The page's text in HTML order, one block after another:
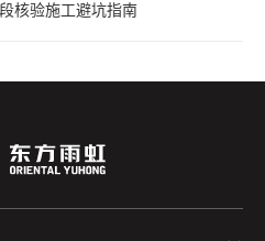
核验施工避坑指南